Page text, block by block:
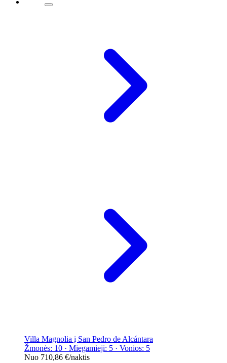
Villa Magnolia į San Pedro de Alcántara
Žmonės: 10 · Miegamieji: 5 · Vonios: 5
Nuo 710,86 €/naktis